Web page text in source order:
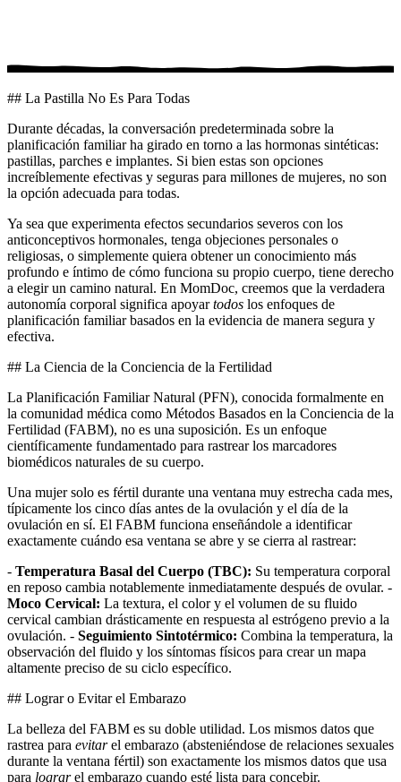
## La Pastilla No Es Para Todas
Durante décadas, la conversación predeterminada sobre la
planificación familiar ha girado en torno a las hormonas sintéticas:
pastillas, parches e implantes. Si bien estas son opciones
increíblemente efectivas y seguras para millones de mujeres, no son
la opción adecuada para todas.
Ya sea que experimenta efectos secundarios severos con los
anticonceptivos hormonales, tenga objeciones personales o
religiosas, o simplemente quiera obtener un conocimiento más
profundo e íntimo de cómo funciona su propio cuerpo, tiene derecho
a elegir un camino natural. En MomDoc, creemos que la verdadera
autonomía corporal significa apoyartodos los enfoques de
planificación familiar basados en la evidencia de manera segura y
efectiva.
## La Ciencia de la Conciencia de la Fertilidad
La Planificación Familiar Natural (PFN), conocida formalmente en
la comunidad médica como Métodos Basados en la Conciencia de la
Fertilidad (FABM), no es una suposición. Es un enfoque
científicamente fundamentado para rastrear los marcadores
biomédicos naturales de su cuerpo.
Una mujer solo es fértil durante una ventana muy estrecha cada mes,
típicamente los cinco días antes de la ovulación y el día de la
ovulación en sí. El FABM funciona enseñándole a identificar
exactamente cuándo esa ventana se abre y se cierra al rastrear:
- Temperatura Basal del Cuerpo (TBC): Su temperatura corporal
en reposo cambia notablemente inmediatamente después de ovular. -
Moco Cervical: La textura, el color y el volumen de su fluido
cervical cambian drásticamente en respuesta al estrógeno previo a la
ovulación. - Seguimiento Sintotérmico: Combina la temperatura, la
observación del fluido y los síntomas físicos para crear un mapa
altamente preciso de su ciclo específico.
## Lograr o Evitar el Embarazo
La belleza del FABM es su doble utilidad. Los mismos datos que
rastrea para evitarel embarazo (absteniéndose de relaciones sexuales
durante la ventana fértil) son exactamente los mismos datos que usa
para lograrel embarazo cuando esté lista para concebir.